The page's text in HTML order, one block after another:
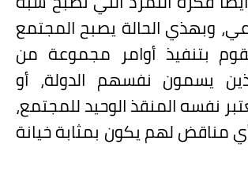
وبهذي الحالة يصبح المجتمع
بتنفيذ أوامر مجموعة من
يسمون نفسهم الدولة، أو
نفسه المنقذ الوحيد للمجتمع،
مناقض لهم يكون بمثابة خيانة